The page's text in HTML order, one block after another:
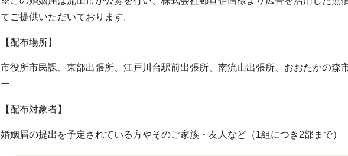
てご提供いただいております。
【配布場所】
市役所市民課、東部出張所、江戸川台駅前出張所、南流山出張所、おおたかの森
ー
【配布対象者】
婚姻届の提出を予定されている方やそのご家族・友人など（1組につき2部まで）